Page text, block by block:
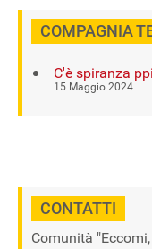
COMPAGNIA
C'è spiranza
15 Maggio 2024
CONTATTI
Comunità